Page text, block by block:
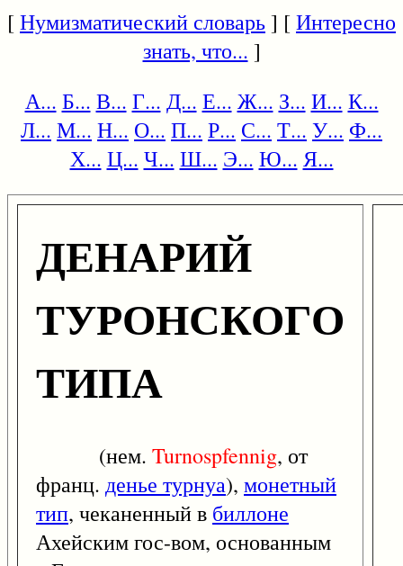
[Нумизматический словарь] [Интересно
знать, что... ]
А... Б... В... Г... Д... Е... Ж... З... И... К...
Л... М... Н... О... П... Р... С... Т... У... Ф...
Х... Ц... Ч... Ш... Э... Ю... Я...
ДЕНАРИЙ
ТУРОНСКОГО
ТИПА
(нем. Turnospfennig, от
франц. денье турнуа), монетный
тип, чеканенный в биллоне
Ахейским гос-вом, основанным